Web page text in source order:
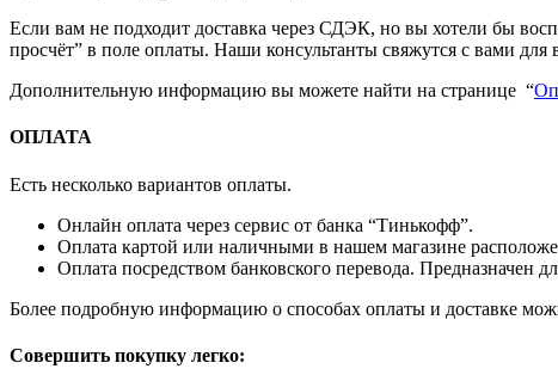
Если вам не подходит доставка через СДЭК, но вы хотели бы
просчёт” в поле оплаты. Наши консультанты свяжутся с вами для
Дополнительную информацию вы можете найти на странице “
ОПЛАТА
Есть несколько вариантов оплаты.
Онлайн оплата через сервис от банка “Тинькофф”.
Оплата картой или наличными в нашем магазине
Оплата посредством банковского перевода. Предназначен
Более подробную информацию о способах оплаты и доставке
Совершить покупку легко: